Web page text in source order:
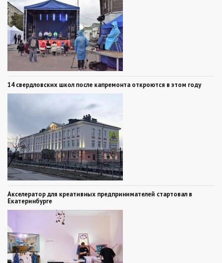
14 свердловских школ после капремонта откроются в этом году
Акселератор для креативных предпринимателей стартовал в
Екатеринбурге